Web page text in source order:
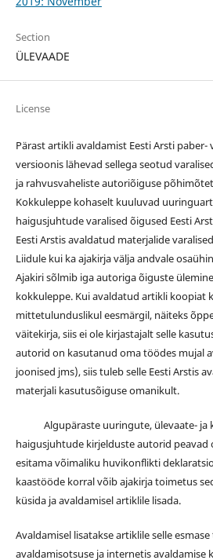
Section
ÜLEVAADE
License
Pärast artikli avaldamist Eesti Arsti paber-
versioonis lähevad sellega seotud
ja rahvusvaheliste autoriõiguse
Kokkuleppe kohaselt kuuluvad
haigusjuhtude varalised õigused Eesti
Eesti Arstis avaldatud materjalide
Liidule kui ka ajakirja välja andvale
Ajakiri sõlmib iga autoriga õiguste
kokkuleppe. Kui avaldatud artikli koopiat
mittetulunduslikul eesmärgil, näiteks
väitekirja, siis ei ole kirjastajalt selle
autorid on kasutanud oma töödes mujal
joonised jms), siis tuleb selle Eesti Arstis
materjali kasutusõiguse omanikult.
Algupäraste uuringute, ülevaate- ja
haigusjuhtude kirjelduste autorid peavad
esitama võimaliku huvikonflikti
kaastööde korral võib ajakirja toimetus
küsida ja avaldamisel artiklile lisada.
Avaldamisel lisatakse artiklile selle
avaldamisotsuse ja internetis avaldamise